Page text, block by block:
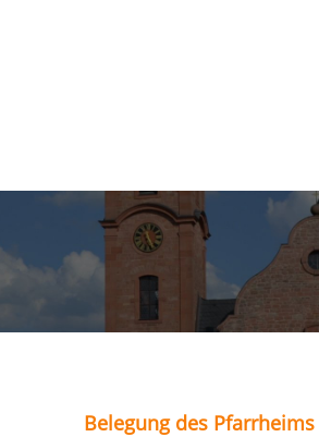
Belegung des